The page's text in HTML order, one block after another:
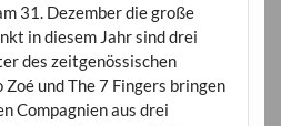
31. Dezember die große
in diesem Jahr sind drei
des zeitgenössischen
und The 7 Fingers bringen
Compagnien aus drei